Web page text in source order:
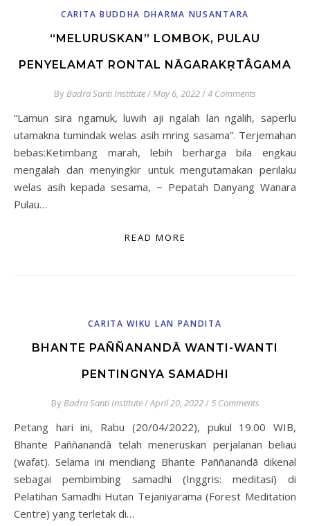
CARITA BUDDHA DHARMA NUSANTARA
“MELURUSKAN” LOMBOK, PULAU
PENYELAMAT RONTAL NĀGARAKṚTÂGAMA
ByBadra Santi Institute/May 6, 2022/4 Comments
“Lamun sira ngamuk, luwih aji ngalah lan ngalih, saperlu
utamakna tumindak welas asih mring sasama”. Terjemahan
bebas:Ketimbang marah, lebih berharga bila engkau
mengalah dan menyingkir untuk mengutamakan perilaku
welas asih kepada sesama, ~ Pepatah Danyang Wanara
Pulau…
READ MORE
CARITA WIKU LAN PANDITA
BHANTE PAÑÑANANDĀ WANTI-WANTI
PENTINGNYA SAMADHI
ByBadra Santi Institute/April 20, 2022/5 Comments
Petang hari ini, Rabu (20/04/2022), pukul 19.00 WIB,
Bhante Paññanandā telah meneruskan perjalanan beliau
(wafat). Selama ini mendiang Bhante Paññanandā dikenal
sebagai pembimbing samadhi (Inggris: meditasi) di
Pelatihan Samadhi Hutan Tejaniyarama (Forest Meditation
Centre) yang terletak di…